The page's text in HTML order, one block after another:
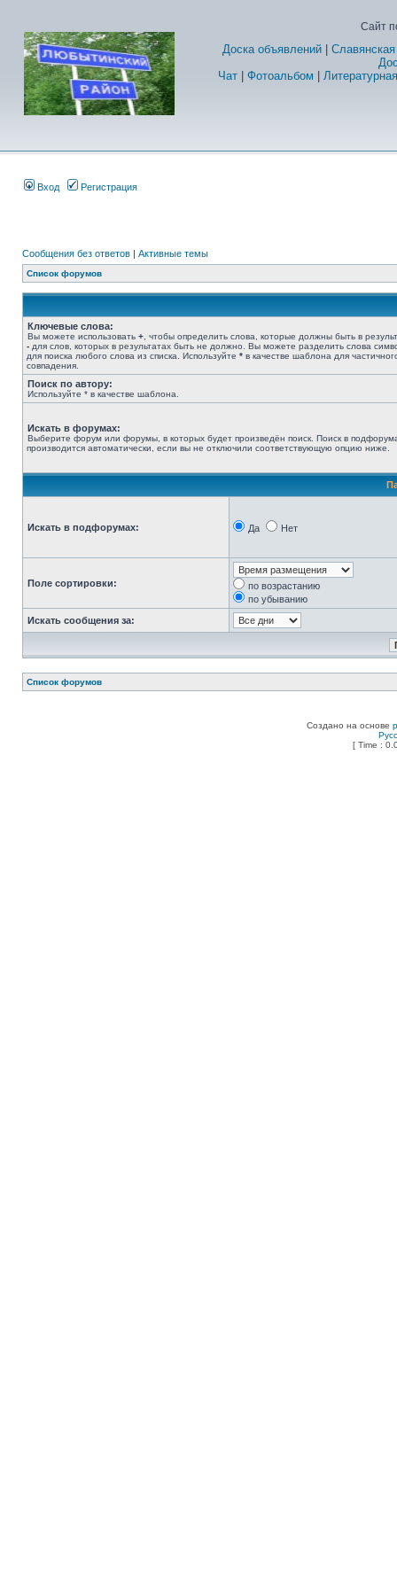
Сайт
Доска объявлений
Чат
Фотоальбом
Вход Регистрация
Сообщения без ответов | Активные темы
Список форумов
Ключевые слова:
Вы можете использовать + , чтобы определить слова, которые должны быть в
- для слов, которых в результатах быть не должно. Вы можете разделить слова
для поиска любого слова из списка. Используйте * в качестве шаблона для
совпадения.
Поиск по автору:
Используйте * в качестве шаблона.
Искать в форумах:
Выберите форум или форумы, в которых будет произведён поиск. Поиск в
производится автоматически, если вы не отключили соответствующую опцию ниже.
Искать в подфорумах: Да Нет
Поле сортировки:
по возрастанию
по убыванию
Искать сообщения за:
Список форумов
Создано на основе
[ Time :